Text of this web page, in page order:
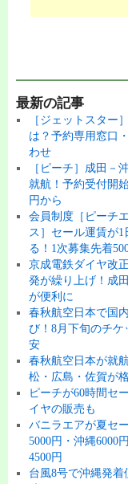
最新の記事
［ジェットスター
は？予約専用窓口
わせ
［ピーチ］成田－
就航！予約受付開
円から
会員制度［ピーチ
ス］セール運賃が1
る！1次募集先着
京成電鉄ダイヤ改
発が繰り上げ！成
が便利に
春秋航空日本で国
び！8月下旬のチケ
安
春秋航空日本が就
松・広島・佐賀が
ピーチが60時間セ
イヤの販売も
バニラエアが夏セ
5000円・沖縄6000
4500円
台風8号で沖縄発着